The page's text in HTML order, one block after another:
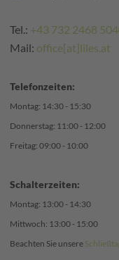
Tel.: +43 732 2468
Mail: office[at]liles.at
Telefonzeiten:
Montag: 14:30 - 15:30
Donnerstag: 11:00 - 12:00
Freitag: 09:00 - 10:00
Schalterzeiten:
Montag: 13:00 - 14:30
Mittwoch: 13:00 - 15:00
Beachten Sie unsere